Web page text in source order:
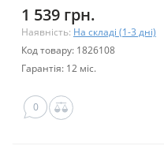
1 539 грн.
Наявність: На складі (1-3 дні)
Код товару: 1826108
Гарантія: 12 міс.
0